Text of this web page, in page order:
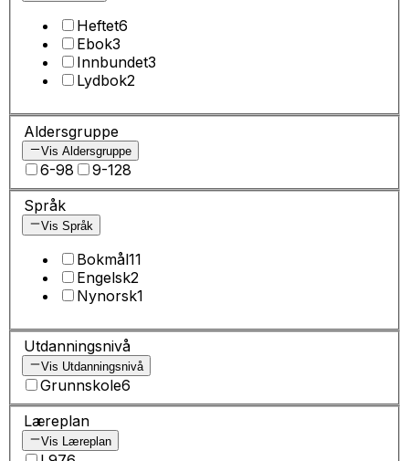
Heftet6
Ebok3
Innbundet3
Lydbok2
Aldersgruppe
Vis Aldersgruppe
6-98 9-128
Språk
Vis Språk
Bokmål11
Engelsk2
Nynorsk1
Utdanningsnivå
Vis Utdanningsnivå
Grunnskole6
Læreplan
Vis Læreplan